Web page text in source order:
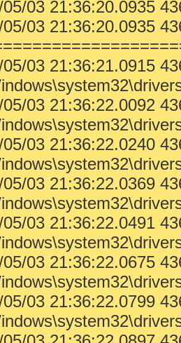
= 916: ERROR:
- 10.10.2010 07:00:07 |
= 912: ERROR:
Remotehost geschlossen.)
- 10.10.2010 07:00:07 |
= 908: ERROR:
Remotehost geschlossen.)
- 10.10.2010 07:06:29 |
=
- 10.10.2010 07:11:52 |
=
Events ]
- 28.11.2010 08:34:58 |
= ID: 1, Application
Microsoft Office
with 0 seconds of active
- 28.11.2010 08:35:19 |
= ID: 1, Application
Microsoft Office
with 0 seconds of active
- 30.11.2010 19:21:20 |
= ID: 1, Application
05/03 21:36:20.0935
05/03 21:36:20.0935
05/03 21:36:21.0915
05/03 21:36:22.0092
05/03 21:36:22.0240
05/03 21:36:22.0369
05/03 21:36:22.0491
05/03 21:36:22.0675
05/03 21:36:22.0799